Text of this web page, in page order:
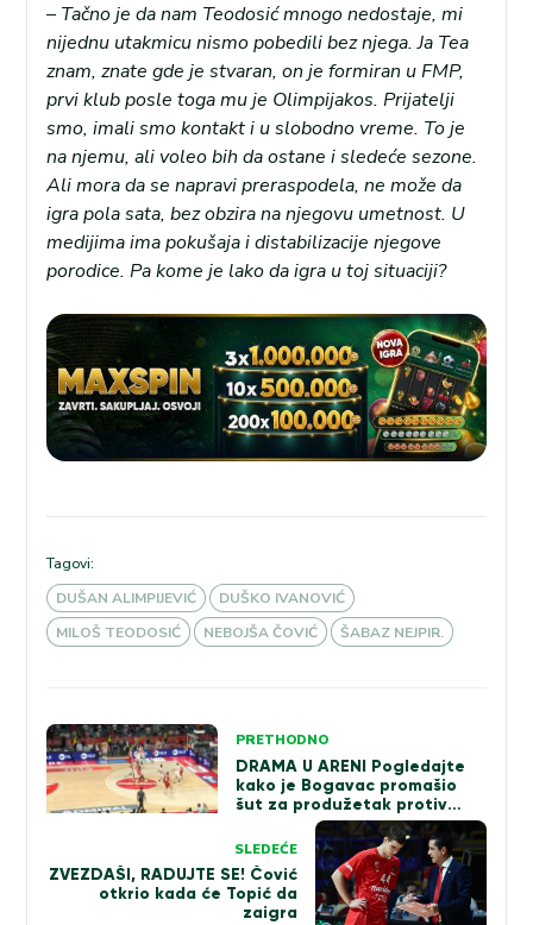
– Tačno je da nam Teodosić mnogo nedostaje, mi
nijednu utakmicu nismo pobedili bez njega. Ja Tea
znam, znate gde je stvaran, on je formiran u FMP,
prvi klub posle toga mu je Olimpijakos. Prijatelji
smo, imali smo kontakt i u slobodno vreme. To je
na njemu, ali voleo bih da ostane i sledeće sezone.
Ali mora da se napravi preraspodela, ne može da
igra pola sata, bez obzira na njegovu umetnost. U
medijima ima pokušaja i distabilizacije njegove
porodice. Pa kome je lako da igra u toj situaciji?
Tagovi:
DUŠAN ALIMPIJEVIĆ
DUŠKO IVANOVIĆ
MILOŠ TEODOSIĆ
NEBOJŠA ČOVIĆ ŠABAZ NEJPIR.
Kretanje
članka
PRETHODNO
DRAMA U ARENI Pogledajte
kako je Bogavac promašio
šut za produžetak protiv
Zvezde (VIDEO)
SLEDEĆE
ZVEZDAŠI, RADUJTE SE! Čović
otkrio kada će Topić da
zaigra